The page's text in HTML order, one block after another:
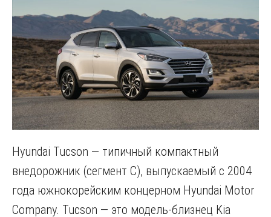
Hyundai Tucson — типичный компактный
внедорожник (сегмент C), выпускаемый с 2004
года южнокорейским концерном Hyundai Motor
Company. Tucson — это модель-близнец Kia